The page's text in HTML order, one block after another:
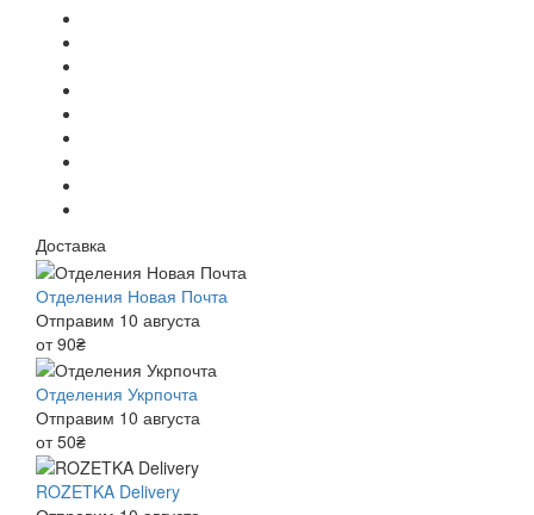
Доставка
Отделения Новая Почта
Отправим 10 августа
от 90₴
Отделения Укрпочта
Отправим 10 августа
от 50₴
ROZETKA Delivery